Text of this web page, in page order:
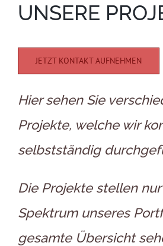
UNSERE
JETZT KONTAKT AUFNEHMEN
Hier sehen Sie
Projekte, welche wir
selbstständig
Die Projekte stellen
Spektrum unseres
gesamte Übersicht